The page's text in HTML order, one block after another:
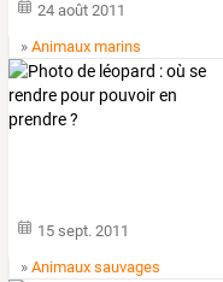
24 août 2011
»Animaux marins
15 sept. 2011
»Animaux sauvages